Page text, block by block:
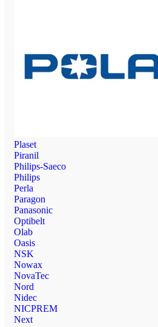
Plaset
Piranil
Philips-Saeco
Philips
Perla
Paragon
Panasonic
Optibelt
Olab
Oasis
NSK
Nowax
NovaTec
Nord
Nidec
NICPREM
Next